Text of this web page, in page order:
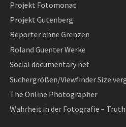
Projekt Fotomonat
Projekt Gutenberg
Reporter ohne Grenzen
Roland Guenter Werke
Social documentary net
Suchergrößen/Viewfinder Size
The Online Photographer
Wahrheit in der Fotografie –